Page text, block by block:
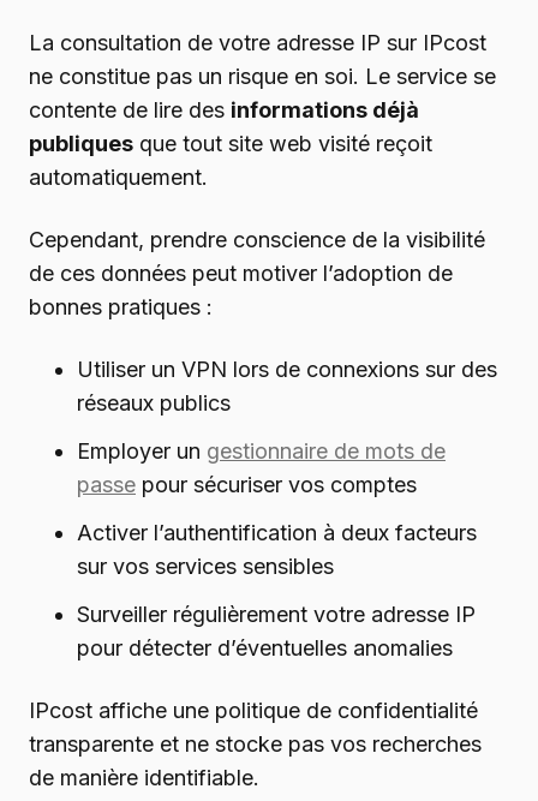
La consultation de votre adresse IP sur IPcost
ne constitue pas un risque en soi. Le service se
contente de lire des informations déjà
publiques que tout site web visité reçoit
automatiquement.
Cependant, prendre conscience de la visibilité
de ces données peut motiver l’adoption de
bonnes pratiques :
Utiliser un VPN lors de connexions sur des
réseaux publics
Employer un gestionnaire de mots de
passe pour sécuriser vos comptes
Activer l’authentification à deux facteurs
sur vos services sensibles
Surveiller régulièrement votre adresse IP
pour détecter d’éventuelles anomalies
IPcost affiche une politique de confidentialité
transparente et ne stocke pas vos recherches
de manière identifiable.